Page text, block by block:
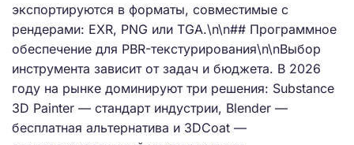
экспортируются в форматы, совместимые с
рендерами: EXR, PNG или TGA.\n\n## Программное
обеспечение для PBR-текстурирования\n\nВыбор
инструмента зависит от задач и бюджета. В 2026
году на рынке доминируют три решения: Substance
3D Painter — стандарт индустрии, Blender —
бесплатная альтернатива и 3DCoat —